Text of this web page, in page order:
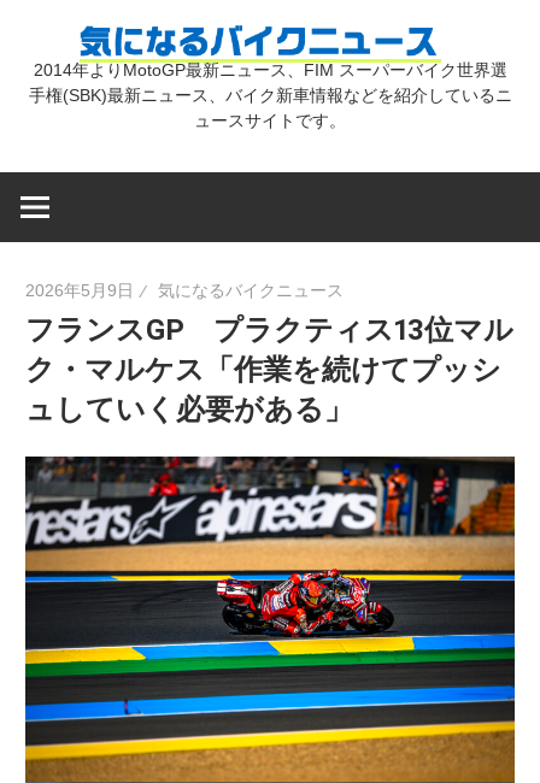
気
バ
ク
ニ
ュ
ー
2014年よりMotoGP最新ニュース、FIM スーパーバイク世界選
手権(SBK)最新ニュース、バイク新車情報などを紹介しているニ
ュースサイトです。
2026年5月9日 気になるバイクニュース
フランスGP プラクティス13位マル
ク・マルケス「作業を続けてプッシ
ュしていく必要がある」